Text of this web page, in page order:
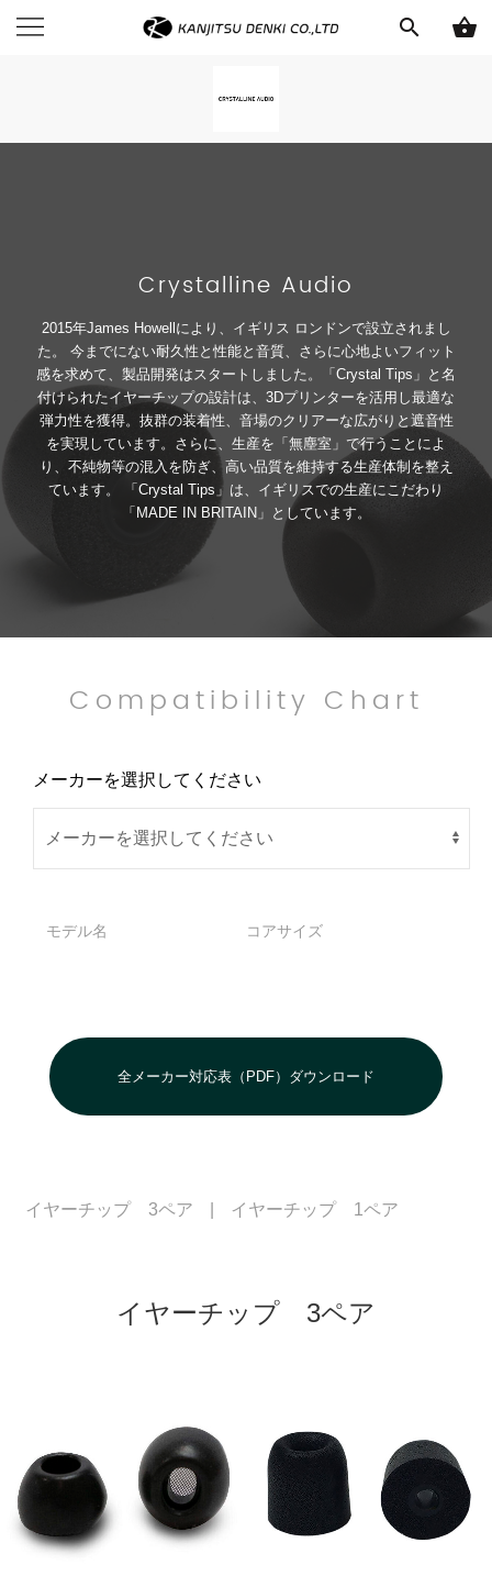
search shopping_basket
Crystalline Audio
2015年James Howellにより、イギリス ロンドンで設立されまし
た。 今までにない耐久性と性能と音質、さらに心地よいフィット
感を求めて、製品開発はスタートしました。「Crystal Tips」と名
付けられたイヤーチップの設計は、3Dプリンターを活用し最適な
弾力性を獲得。抜群の装着性、音場のクリアーな広がりと遮音性
を実現しています。さらに、生産を「無塵室」で行うことによ
り、不純物等の混入を防ぎ、高い品質を維持する生産体制を整え
ています。 「Crystal Tips」は、イギリスでの生産にこだわり
「MADE IN BRITAIN」としています。
Compatibility Chart
メーカーを選択してください
モデル名 コアサイズ
全メーカー対応表（PDF）ダウンロード
イヤーチップ 3ペア イヤーチップ 1ペア
イヤーチップ 3ペア